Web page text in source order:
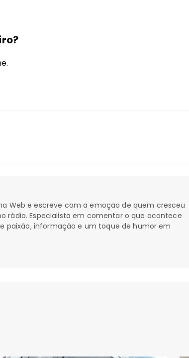
Web e escreve com a emoção de quem cresceu
rádio. Especialista em comentar o que acontece
paixão, informação e um toque de humor em